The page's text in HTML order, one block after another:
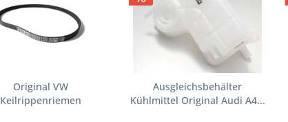
Original VW
Keilrippenriemen
Ausgleichsbehälter
Kühlmittel Original Audi A4...